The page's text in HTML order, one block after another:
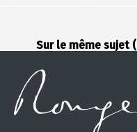
Sur le même sujet